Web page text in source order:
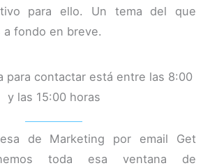
para ello. Un tema del que
a fondo en breve.
para contactar está entre las 8:00
y las 15:00 horas
de Marketing por email Get
toda esa ventana de